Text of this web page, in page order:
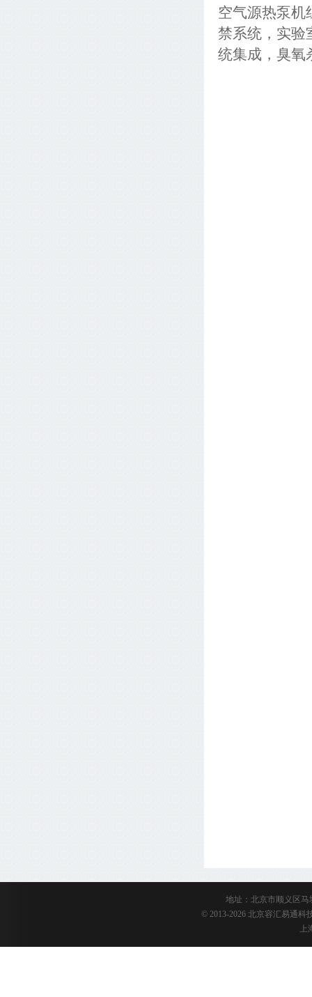
空气源热泵机
禁系统，实验
统集成，臭氧
地址：北京市顺义区马
© 2013-2026 北京容汇易通